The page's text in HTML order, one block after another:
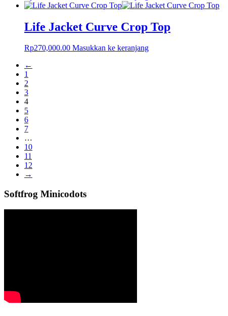
Life Jacket Curve Crop Top
Rp270,000.00 Masukkan ke keranjang
←
1
2
3
4
5
6
7
…
10
11
12
→
Softfrog Minicodots